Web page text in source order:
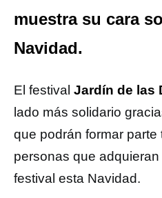
muestra su cara
Navidad.
El festival Jardín de las
lado más solidario
que podrán formar parte
personas que adquieran
festival esta Navidad.